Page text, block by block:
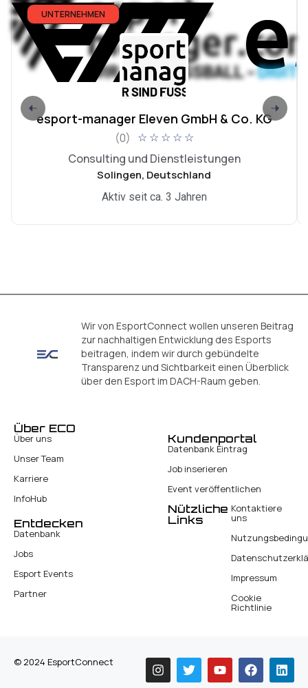
UNTERNEHMEN
esport-manager Eleven GmbH & Co. KG
(0) ☆ ☆ ☆ ☆ ☆
Consulting und Dienstleistungen
Solingen, Deutschland
Aktiv seit ca. 3 Jahren
Wir von EsportConnect wollen unseren Beitrag
zur nachhaltigen Entwicklung des Esports
beitragen, indem wir durch gebündelte
Transparenz und Sichtbarkeit einen Überblick
über den Esport im DACH-Raum geben.
Über ECO
Über uns
Unser Team
Karriere
InfoHub
Kundenportal
Datenbank Eintrag
Job inserieren
Event veröffentlichen
Entdecken
Datenbank
Jobs
Esport Events
Partner
Nützliche
Links
Kontaktiere
uns
Impressum
Cookie
Richtlinie
© 2024 EsportConnect